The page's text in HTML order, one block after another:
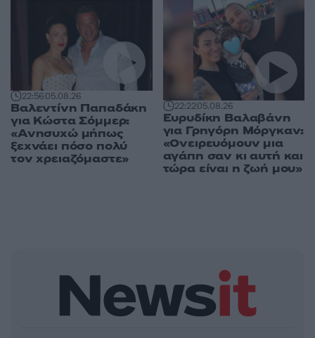
22:5605.08.26
Βαλεντίνη Παπαδάκη
για Κώστα Σόμμερ:
«Ανησυχώ μήπως
ξεχνάει πόσο πολύ
τον χρειαζόμαστε»
22:2205.08.26
Ευρυδίκη Βαλαβάνη
για Γρηγόρη Μόργκαν:
«Ονειρευόμουν μια
αγάπη σαν κι αυτή και
τώρα είναι η ζωή μου»